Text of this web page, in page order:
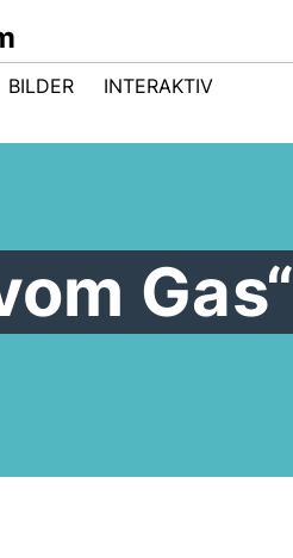
BILDER INTERAKTIV
Gas“